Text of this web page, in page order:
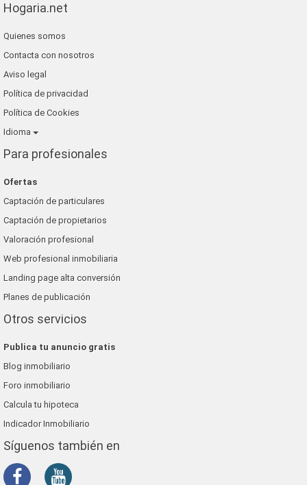
Hogaria.net
Quienes somos
Contacta con nosotros
Aviso legal
Política de privacidad
Política de Cookies
Idioma
Para profesionales
Ofertas
Captación de particulares
Captación de propietarios
Valoración profesional
Web profesional inmobiliaria
Landing page alta conversión
Planes de publicación
Otros servicios
Publica tu anuncio gratis
Blog inmobiliario
Foro inmobiliario
Calcula tu hipoteca
Indicador Inmobiliario
Síguenos también en